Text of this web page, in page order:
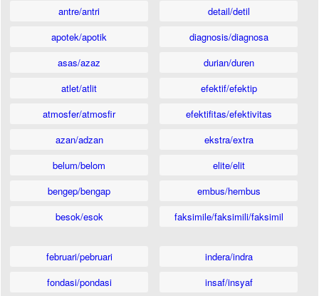
antre/antri
apotek/apotik
asas/azaz
atlet/atlit
atmosfer/atmosfir
azan/adzan
belum/belom
bengep/bengap
besok/esok
detail/detil
diagnosis/diagnosa
durian/duren
efektif/efektip
efektifitas/efektivitas
ekstra/extra
elite/elit
embus/hembus
faksimile/faksimili/faksimil
februari/pebruari
fondasi/pondasi
indera/indra
insaf/insyaf